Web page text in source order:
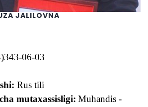
JALILOVNA
)343-06-03
Rus tili
mutaxassisligi: Muhandis -